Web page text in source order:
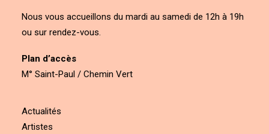
Nous vous accueillons du mardi au samedi de 12h à 19h
ou sur rendez-vous.
Plan d’accès
M° Saint-Paul / Chemin Vert
Actualités
Artistes